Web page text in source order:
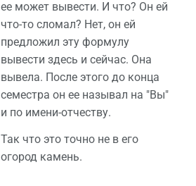
ее может вывести. И что? Он ей
что-то сломал? Нет, он ей
предложил эту формулу
вывести здесь и сейчас. Она
вывела. После этого до конца
семестра он ее называл на "Вы"
и по имени-отчеству.
Так что это точно не в его
огород камень.